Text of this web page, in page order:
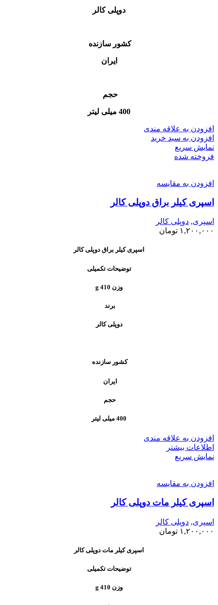
دوپلی کالر
کشور سازنده
ایران
حجم
400 میلی لیتر
افزودن به علاقه مندی
افزودن به سبد خرید
نمایش سریع
فروخته شده
افزودن به مقایسه
اسپری کیلر براق دوپلی کالر
اسپری, دوپلی کالر
۱,۲۰۰,۰۰۰ تومان
اسپری کیلر براق دوپلی کالر
توضیحات تکمیلی
وزن 410 g
برند
دوپلی کالر
کشور سازنده
ایران
حجم
400 میلی لیتر
افزودن به علاقه مندی
اطلاعات بیشتر
نمایش سریع
افزودن به مقایسه
اسپری کیلر مات دوپلی کالر
اسپری, دوپلی کالر
۱,۲۰۰,۰۰۰ تومان
اسپری کیلر مات دوپلی کالر
توضیحات تکمیلی
وزن 410 g